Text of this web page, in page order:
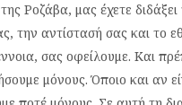
Ροζάβα, μας έχετε
την αντίστασή σας και το
σας οφείλουμε. Και
μόνους. Όποιο και αν